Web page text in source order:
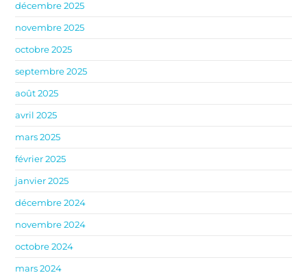
décembre 2025
novembre 2025
octobre 2025
septembre 2025
août 2025
avril 2025
mars 2025
février 2025
janvier 2025
décembre 2024
novembre 2024
octobre 2024
mars 2024